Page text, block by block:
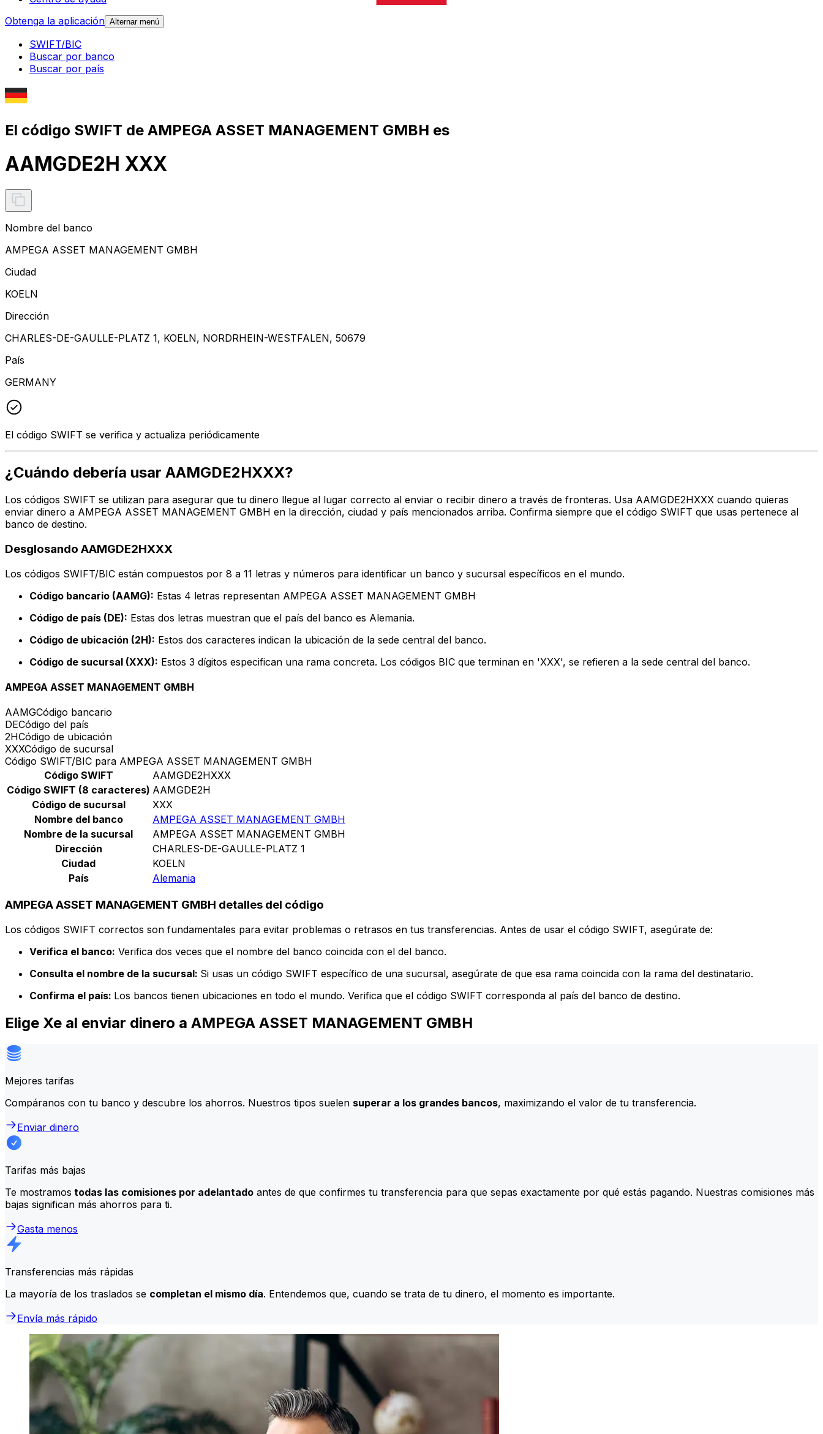
Obtenga la aplicación Alternar menú
SWIFT/BIC
Buscar por banco
Buscar por país
El código SWIFT de AMPEGA ASSET MANAGEMENT GMBH es
AAMGDE2H XXX
Nombre del banco
AMPEGA ASSET MANAGEMENT GMBH
Ciudad
KOELN
Dirección
CHARLES-DE-GAULLE-PLATZ 1, KOELN, NORDRHEIN-WESTFALEN, 50679
País
GERMANY
El código SWIFT se verifica y actualiza periódicamente
¿Cuándo debería usar AAMGDE2HXXX?
Los códigos SWIFT se utilizan para asegurar que tu dinero llegue al lugar correcto al enviar o recibir dinero a través de fronteras. Usa AAMGDE2HXXX cuando quieras
enviar dinero a AMPEGA ASSET MANAGEMENT GMBH en la dirección, ciudad y país mencionados arriba. Confirma siempre que el código SWIFT que usas pertenece al
banco de destino.
Desglosando AAMGDE2HXXX
Los códigos SWIFT/BIC están compuestos por 8 a 11 letras y números para identificar un banco y sucursal específicos en el mundo.
Código bancario (AAMG): Estas 4 letras representan AMPEGA ASSET MANAGEMENT GMBH
Código de país (DE): Estas dos letras muestran que el país del banco es Alemania.
Código de ubicación (2H): Estos dos caracteres indican la ubicación de la sede central del banco.
Código de sucursal (XXX): Estos 3 dígitos especifican una rama concreta. Los códigos BIC que terminan en 'XXX', se refieren a la sede central del banco.
AMPEGA ASSET MANAGEMENT GMBH
AAMGCódigo bancario
DECódigo del país
2HCódigo de ubicación
XXXCódigo de sucursal
Código SWIFT/BIC para AMPEGA ASSET MANAGEMENT GMBH
Código SWIFT
AAMGDE2HXXX
Código SWIFT (8 caracteres) AAMGDE2H
Código de sucursal
XXX
Nombre del banco
AMPEGA ASSET MANAGEMENT GMBH
Nombre de la sucursal
AMPEGA ASSET MANAGEMENT GMBH
Dirección
CHARLES-DE-GAULLE-PLATZ 1
Ciudad
KOELN
País
Alemania
AMPEGA ASSET MANAGEMENT GMBH detalles del código
Los códigos SWIFT correctos son fundamentales para evitar problemas o retrasos en tus transferencias. Antes de usar el código SWIFT, asegúrate de:
Verifica el banco: Verifica dos veces que el nombre del banco coincida con el del banco.
Consulta el nombre de la sucursal: Si usas un código SWIFT específico de una sucursal, asegúrate de que esa rama coincida con la rama del destinatario.
Confirma el país: Los bancos tienen ubicaciones en todo el mundo. Verifica que el código SWIFT corresponda al país del banco de destino.
Elige Xe al enviar dinero a AMPEGA ASSET MANAGEMENT GMBH
Mejores tarifas
Compáranos con tu banco y descubre los ahorros. Nuestros tipos suelen superar a los grandes bancos, maximizando el valor de tu transferencia.
Enviar dinero
Tarifas más bajas
Te mostramos todas las comisiones por adelantado antes de que confirmes tu transferencia para que sepas exactamente por qué estás pagando. Nuestras comisiones más
bajas significan más ahorros para ti.
Gasta menos
Transferencias más rápidas
La mayoría de los traslados se completan el mismo día. Entendemos que, cuando se trata de tu dinero, el momento es importante.
Envía más rápido